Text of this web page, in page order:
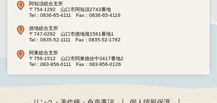
阿知須総合支所
〒754-1292 山口市阿知須2743番地
Tel：0836-65-4111
Fax：0836-65-4116
徳地総合支所
〒747-0292 山口市徳地堀1561番地1
Tel：0835-52-1111
Fax：0835-52-1782
阿東総合支所
〒759-1512 山口市阿東徳佐中3417番地2
Tel：083-956-0111
Fax：083-956-0126